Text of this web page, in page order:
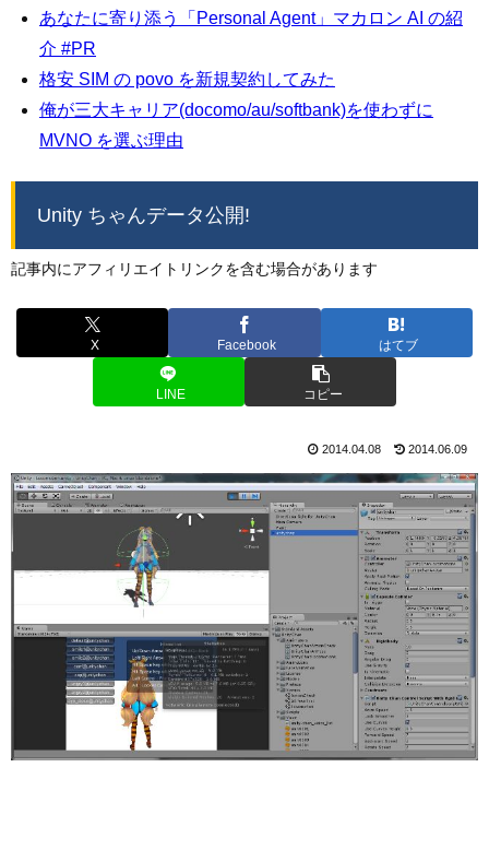
あなたに寄り添う「Personal Agent」マカロン AI の紹
介 #PR
格安 SIM の povo を新規契約してみた
俺が三大キャリア(docomo/au/softbank)を使わずに
MVNO を選ぶ理由
Unity ちゃんデータ公開!
記事内にアフィリエイトリンクを含む場合があります
X Facebook はてブ
LINE コピー
2014.04.08 2014.06.09